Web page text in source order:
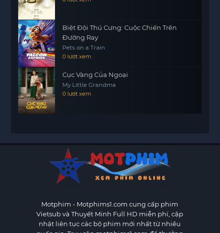
Biệt Đội Thú Cưng: Cuộc Chiến Trên
Đường Ray
Pets on a Train
0 lượt xem
Cục Vàng Của Ngoại
My Little Grandma
0 lượt xem
Motphim - Motphims1.com cung cấp phim
Vietsub và Thuyết Minh Full HD miễn phí, cập
nhật liên tục các bộ phim mới nhất từ nhiều